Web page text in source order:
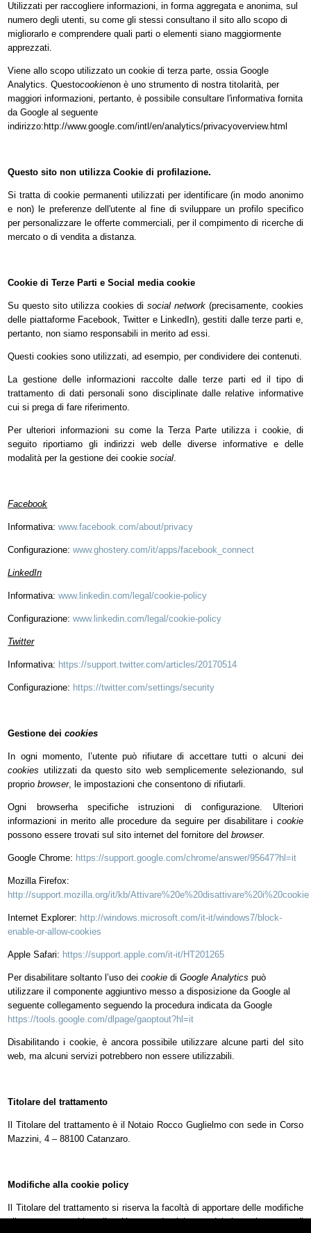
Utilizzati per raccogliere informazioni, in forma aggregata e anonima, sul
numero degli utenti, su come gli stessi consultano il sito allo scopo di
migliorarlo e comprendere quali parti o elementi siano maggiormente
apprezzati.
Viene allo scopo utilizzato un cookie di terza parte, ossia Google
Analytics. Questocookienon è uno strumento di nostra titolarità, per
maggiori informazioni, pertanto, è possibile consultare l'informativa fornita
da Google al seguente
indirizzo:http://www.google.com/intl/en/analytics/privacyoverview.html
Questo sito non utilizza Cookie di profilazione.
Si tratta di cookie permanenti utilizzati per identificare (in modo anonimo
e non) le preferenze dell'utente al fine di sviluppare un profilo specifico
per personalizzare le offerte commerciali, per il compimento di ricerche di
mercato o di vendita a distanza.
Cookie di Terze Parti e Social media cookie
Su questo sito utilizza cookies disocial network (precisamente, cookies
delle piattaforme Facebook, Twitter e LinkedIn), gestiti dalle terze parti e,
pertanto, non siamo responsabili in merito ad essi.
Questi cookies sono utilizzati, ad esempio, per condividere dei contenuti.
La gestione delle informazioni raccolte dalle terze parti ed il tipo di
trattamento di dati personali sono disciplinate dalle relative informative
cui si prega di fare riferimento.
Per ulteriori informazioni su come la Terza Parte utilizza i cookie, di
seguito riportiamo gli indirizzi web delle diverse informative e delle
modalità per la gestione dei cookiesocial.
Facebook
Informativa:www.facebook.com/about/privacy
Configurazione:www.ghostery.com/it/apps/facebook_connect
LinkedIn
Informativa:www.linkedin.com/legal/cookie-policy
Configurazione:www.linkedin.com/legal/cookie-policy
Twitter
Informativa: https://support.twitter.com/articles/20170514
Configurazione: https://twitter.com/settings/security
Gestione deicookies
In ogni momento, l’utente può rifiutare di accettare tutti o alcuni dei
cookies utilizzati da questo sito web semplicemente selezionando, sul
propriobrowser, le impostazioni che consentono di rifiutarli.
Ogni browserha specifiche istruzioni di configurazione. Ulteriori
informazioni in merito alle procedure da seguire per disabilitare i cookie
possono essere trovati sul sito internet del fornitore delbrowser.
Google Chrome: https://support.google.com/chrome/answer/95647?hl=it
Mozilla Firefox:
http://support.mozilla.org/it/kb/Attivare%20e%20disattivare%20i%20cookie
Internet Explorer: http://windows.microsoft.com/it-it/windows7/block-
enable-or-allow-cookies
Apple Safari: https://support.apple.com/it-it/HT201265
Per disabilitare soltanto l’uso deicookiediGoogle Analyticspuò
utilizzare il componente aggiuntivo messo a disposizione da Google al
seguente collegamento seguendo la procedura indicata da Google
https://tools.google.com/dlpage/gaoptout?hl=it
Disabilitando i cookie, è ancora possibile utilizzare alcune parti del sito
web, ma alcuni servizi potrebbero non essere utilizzabili.
Titolare del trattamento
Il Titolare del trattamento è il Notaio Rocco Guglielmo con sede in Corso
Mazzini, 4 – 88100 Catanzaro.
Modifiche alla cookie policy
Il Titolare del trattamento si riserva la facoltà di apportare delle modifiche
alla presentecookie policy. L’utente e/o visitatore del sito web accetta di